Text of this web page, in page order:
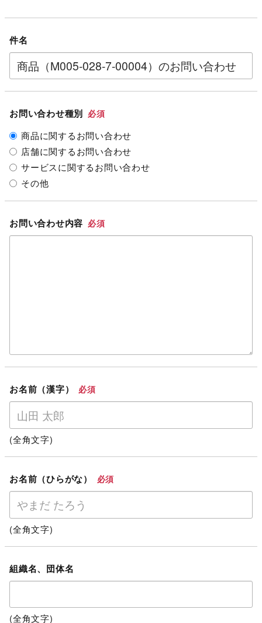
件名
お問い合わせ種別 必須
商品に関するお問い合わせ
店舗に関するお問い合わせ
サービスに関するお問い合わせ
その他
お問い合わせ内容 必須
お名前（漢字） 必須
(全角文字)
お名前（ひらがな） 必須
(全角文字)
組織名、団体名
(全角文字)